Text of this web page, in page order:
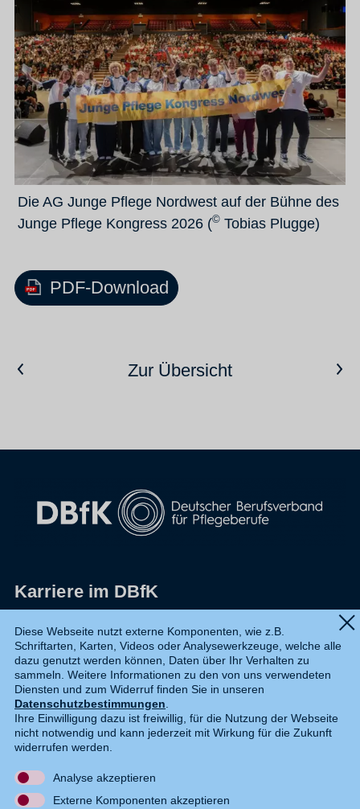
Die AG Junge Pflege Nordwest auf der Bühne des
Junge Pflege Kongress 2026 (© Tobias Plugge)
PDF-Download
Vorheriger ArtikelZur ÜbersichtNächster Artikel
Karriere im DBfK
Datenschutz
Shop
Widerruf
Kontakt
DE EN
Diese Webseite nutzt externe Komponenten, wie z.B.
Schriftarten, Karten, Videos oder Analysewerkzeuge, welche alle
dazu genutzt werden können, Daten über Ihr Verhalten zu
sammeln. Weitere Informationen zu den von uns verwendeten
Diensten und zum Widerruf finden Sie in unseren
Datenschutzbestimmungen.
Ihre Einwilligung dazu ist freiwillig, für die Nutzung der Webseite
nicht notwendig und kann jederzeit mit Wirkung für die Zukunft
widerrufen werden.
Analyse akzeptieren
Externe Komponenten akzeptieren